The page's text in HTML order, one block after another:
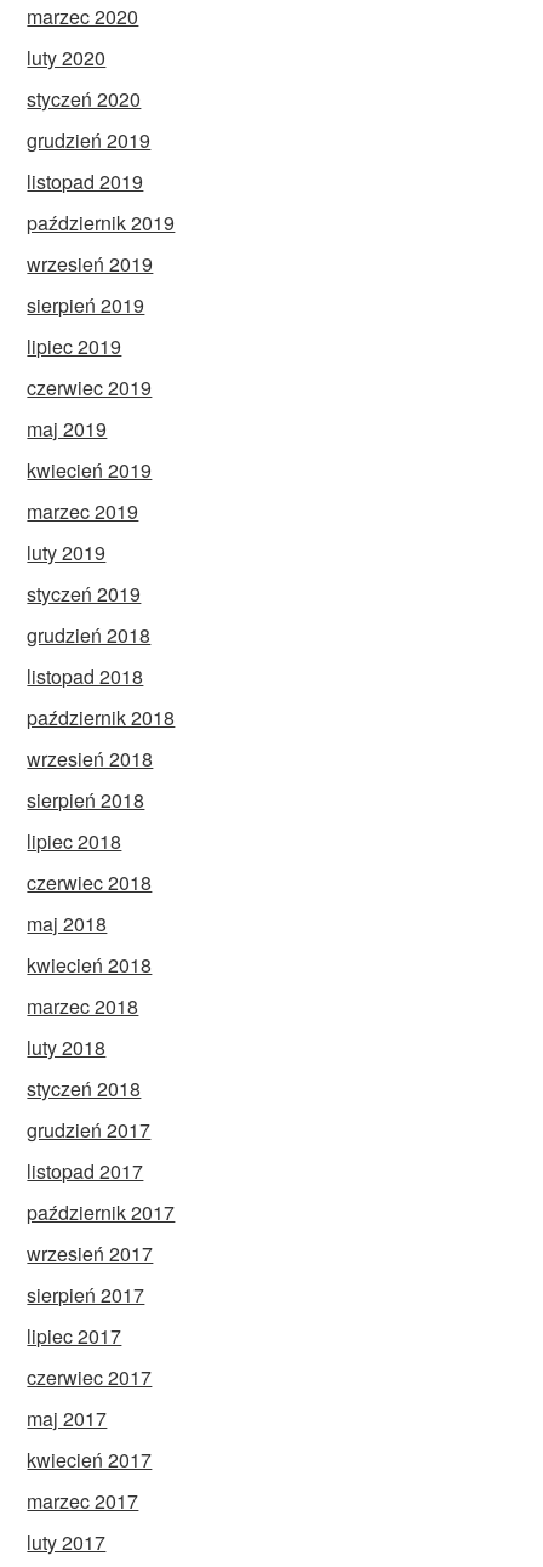
marzec 2020
luty 2020
styczeń 2020
grudzień 2019
listopad 2019
październik 2019
wrzesień 2019
sierpień 2019
lipiec 2019
czerwiec 2019
maj 2019
kwiecień 2019
marzec 2019
luty 2019
styczeń 2019
grudzień 2018
listopad 2018
październik 2018
wrzesień 2018
sierpień 2018
lipiec 2018
czerwiec 2018
maj 2018
kwiecień 2018
marzec 2018
luty 2018
styczeń 2018
grudzień 2017
listopad 2017
październik 2017
wrzesień 2017
sierpień 2017
lipiec 2017
czerwiec 2017
maj 2017
kwiecień 2017
marzec 2017
luty 2017